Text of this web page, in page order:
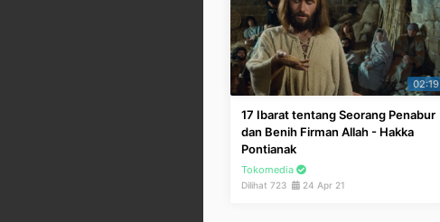
02:19
17 Ibarat tentang Seorang Penabur
dan Benih Firman Allah - Hakka
Pontianak
Tokomedia
Dilihat 723 24 Apr 21